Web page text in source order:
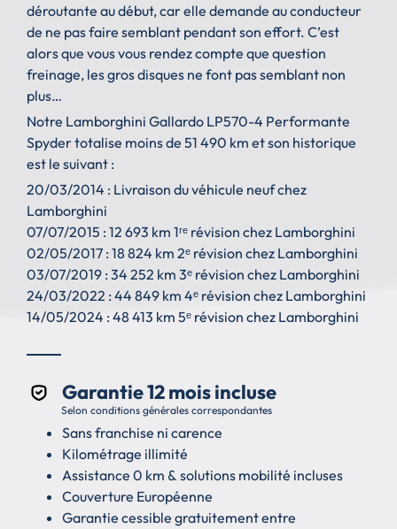
déroutante au début, car elle demande au conducteur
de ne pas faire semblant pendant son effort. C’est
alors que vous vous rendez compte que question
freinage, les gros disques ne font pas semblant non
plus…
Notre Lamborghini Gallardo LP570-4 Performante
Spyder totalise moins de 51 490 km et son historique
est le suivant :
20/03/2014 : Livraison du véhicule neuf chez
Lamborghini
07/07/2015 : 12 693 km 1ʳᵉ révision chez Lamborghini
02/05/2017 : 18 824 km 2ᵉ révision chez Lamborghini
03/07/2019 : 34 252 km 3ᵉ révision chez Lamborghini
24/03/2022 : 44 849 km 4ᵉ révision chez Lamborghini
14/05/2024 : 48 413 km 5ᵉ révision chez Lamborghini
Garantie 12 mois incluse
Selon conditions générales correspondantes
Sans franchise ni carence
Kilométrage illimité
Assistance 0 km & solutions mobilité incluses
Couverture Européenne
Garantie cessible gratuitement entre